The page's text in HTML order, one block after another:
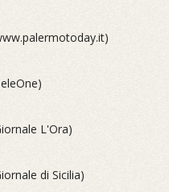
L'Ora)
di Sicilia)